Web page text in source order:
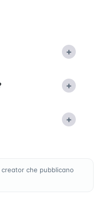
+
+
+
che pubblicano